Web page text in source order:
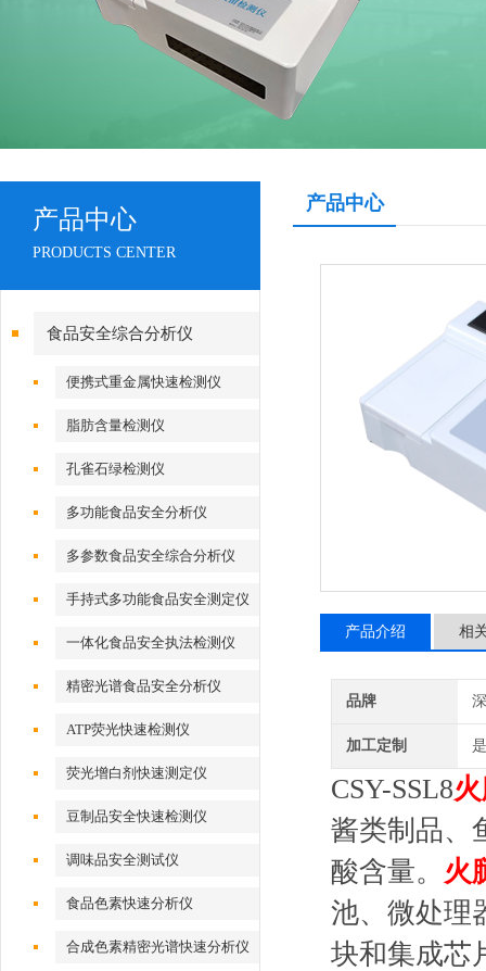
产品中心
PRODUCTS CENTER
食品安全综合分析仪
便携式重金属快速检测仪
脂肪含量检测仪
孔雀石绿检测仪
多功能食品安全分析仪
多参数食品安全综合分析仪
手持式多功能食品安全测定仪
一体化食品安全执法检测仪
精密光谱食品安全分析仪
ATP荧光快速检测仪
荧光增白剂快速测定仪
豆制品安全快速检测仪
调味品安全测试仪
食品色素快速分析仪
合成色素精密光谱快速分析仪
产品中心
产品介绍 相
品牌
加工定制 是
CSY-SSL8
酱类制品、
酸含量。 火
池、微处理
块和集成芯